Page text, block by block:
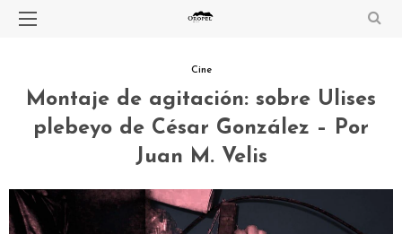
Cine
Montaje de agitación: sobre Ulises
plebeyo de César González – Por
Juan M. Velis